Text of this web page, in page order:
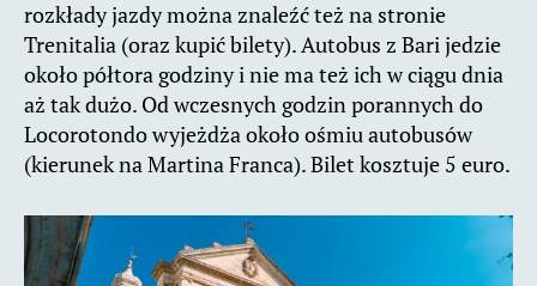
rozkłady jazdy można znaleźć też na stronie
Trenitalia (oraz kupić bilety). Autobus z Bari jedzie
około półtora godziny i nie ma też ich w ciągu dnia
aż tak dużo. Od wczesnych godzin porannych do
Locorotondo wyjeżdża około ośmiu autobusów
(kierunek na Martina Franca). Bilet kosztuje 5 euro.